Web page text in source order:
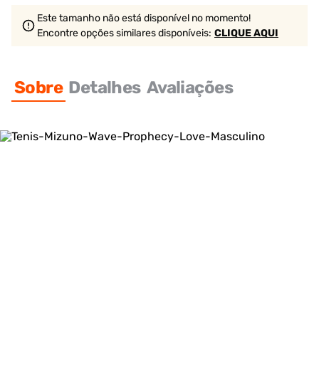
Este tamanho não está disponível no momento!
Encontre opções similaresdisponíveis: CLIQUE AQUI
Sobre Detalhes Avaliações